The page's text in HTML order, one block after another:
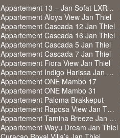
Appartement 13 – Jan Sofat LXRY Resort
Appartement Aloya View Jan Thiel
Appartement Cascada 12 Jan Thiel
Appartement Cascada 16 Jan Thiel
Appartement Cascada 5 Jan Thiel
Appartement Cascada 7 Jan Thiel
Appartement Fiora View Jan Thiel
Appartement Indigo Harissa Jan Thiel
Appartement ONE Mambo 17
Appartement ONE Mambo 31
Appartement Paloma Brakkeput
Appartement Raposa View Jan Thiel
Appartement Tamina Breeze Jan Thiel
Appartement Wayu Dream Jan Thiel